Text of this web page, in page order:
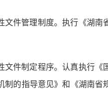
文件管理制度。执行《湖
文件制定程序。认真执行
制的指导意见》和《湖南